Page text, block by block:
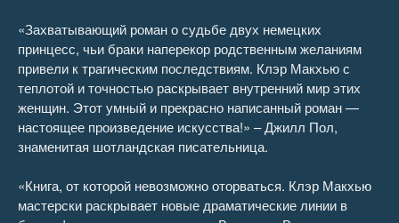
10:04
31
04:18
32
33
«Захватывающий роман о судьбе двух немецких
принцесс, чьи браки наперекор родственным желаниям
привели к трагическим последствиям. Клэр Макхью с
теплотой и точностью раскрывает внутренний мир этих
женщин. Этот умный и прекрасно написанный роман —
настоящее произведение искусства!» – Джилл Пол,
знаменитая шотландская писательница.
«Книга, от которой невозможно оторваться. Клэр Макхью
мастерски раскрывает новые драматические линии в